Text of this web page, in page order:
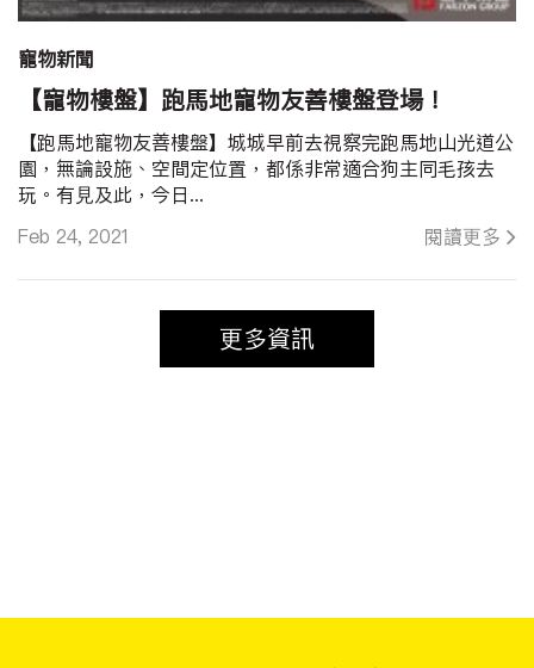
寵物新聞
【寵物樓盤】跑馬地寵物友善樓盤登場！
Feb 24, 2021 閱讀更多
【跑馬地寵物友善樓盤】城城早前去視察完跑馬地山光道公
園，無論設施、空間定位置，都係非常適合狗主同毛孩去
玩。有見及此，今日...
更多資訊